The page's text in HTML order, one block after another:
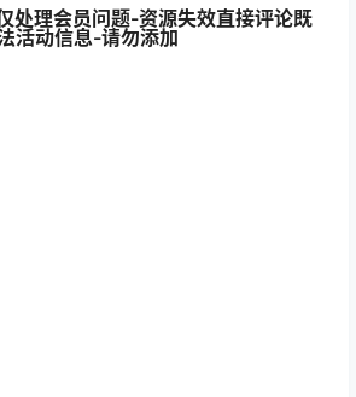
处理会员问题-资源失效直接评论既
活动信息-请勿添加